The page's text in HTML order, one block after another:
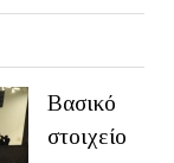
Βασικό
στοιχείο